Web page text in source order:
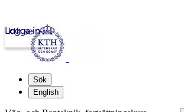
kth.se
Logga in
Sök
English